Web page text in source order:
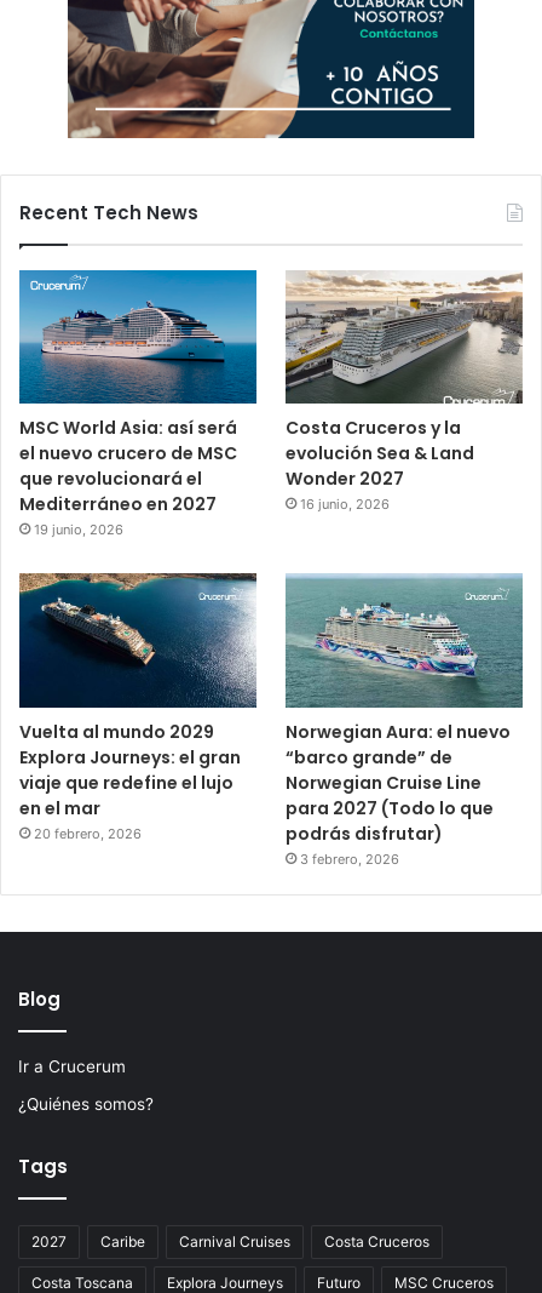
Recent Tech News
MSC World Asia: así será
el nuevo crucero de MSC
que revolucionará el
Mediterráneo en 2027
19 junio, 2026
Costa Cruceros y la
evolución Sea & Land
Wonder 2027
16 junio, 2026
Vuelta al mundo 2029
Explora Journeys: el gran
viaje que redefine el lujo
en el mar
20 febrero, 2026
Norwegian Aura: el nuevo
“barco grande” de
Norwegian Cruise Line
para 2027 (Todo lo que
podrás disfrutar)
3 febrero, 2026
Blog
Ir a Crucerum
¿Quiénes somos?
Tags
2027 Caribe Carnival Cruises Costa Cruceros
Costa Toscana Explora Journeys Futuro MSC Cruceros